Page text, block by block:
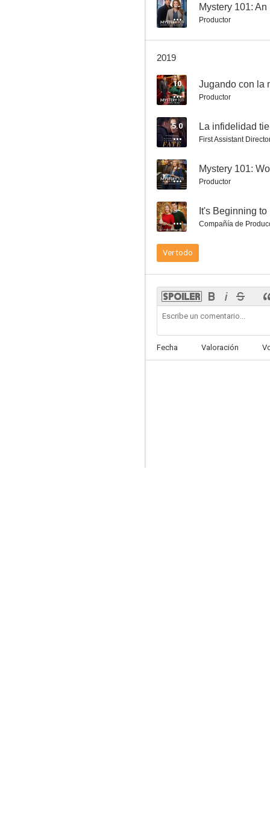
Un misterio para Aurora Teagarden: How to Con A Con
Conspiracion en la red: Hackers 3
-- Mystery 101:
Productor
2019
10 Jugando con la
Productor
5.0 La infidelidad
First Assistant Director
-- Mystery 101:
Productor
-- It's Beginning
Compañía de
Ver todo
Fecha Valoración